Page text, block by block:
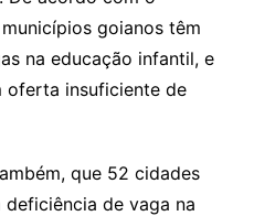
goianos têm
na educação infantil, e
oferta insuficiente de
que 52 cidades
deficiência de vaga na